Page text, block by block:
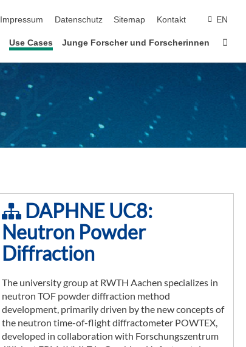
Impressum Datenschutz Sitemap Kontakt EN
Use Cases Junge Forscher und Forscherinnen